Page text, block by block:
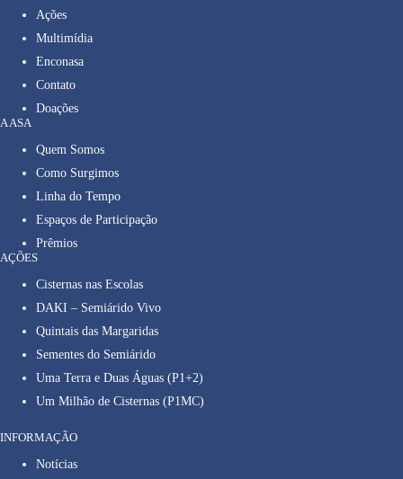
Ações
Multimídia
Enconasa
Contato
Doações
A ASA
Quem Somos
Como Surgimos
Linha do Tempo
Espaços de Participação
Prêmios
AÇÕES
Cisternas nas Escolas
DAKI – Semiárido Vivo
Quintais das Margaridas
Sementes do Semiárido
Uma Terra e Duas Águas (P1+2)
Um Milhão de Cisternas (P1MC)
INFORMAÇÃO
Notícias